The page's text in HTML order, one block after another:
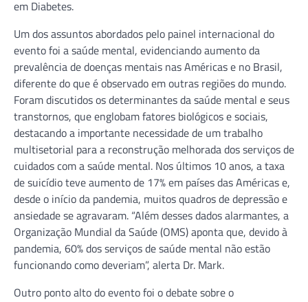
em Diabetes.
Um dos assuntos abordados pelo painel internacional do
evento foi a saúde mental, evidenciando aumento da
prevalência de doenças mentais nas Américas e no Brasil,
diferente do que é observado em outras regiões do mundo.
Foram discutidos os determinantes da saúde mental e seus
transtornos, que englobam fatores biológicos e sociais,
destacando a importante necessidade de um trabalho
multisetorial para a reconstrução melhorada dos serviços de
cuidados com a saúde mental. Nos últimos 10 anos, a taxa
de suicídio teve aumento de 17% em países das Américas e,
desde o início da pandemia, muitos quadros de depressão e
ansiedade se agravaram. “Além desses dados alarmantes, a
Organização Mundial da Saúde (OMS) aponta que, devido à
pandemia, 60% dos serviços de saúde mental não estão
funcionando como deveriam”, alerta Dr. Mark.
Outro ponto alto do evento foi o debate sobre o